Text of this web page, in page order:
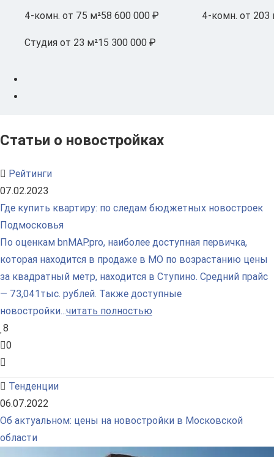
4-комн. от 75 м²58 600 000 ₽
Студия от 23 м²15 300 000 ₽
4-комн. от 203
Статьи о новостройках
Рейтинги
07.02.2023
Где купить квартиру: по следам бюджетных новостроек
Подмосковья
По оценкам bnMAP.pro, наиболее доступная первичка,
которая находится в продаже в МО по возрастанию цены
за квадратный метр, находится в Ступино. Средний прайс
— 73,041тыс. рублей. Также доступные
новостройки...читать полностью
8
0
Тенденции
06.07.2022
Об актуальном: цены на новостройки в Московской
области